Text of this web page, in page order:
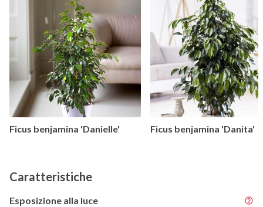
Ficus benjamina 'Danielle' Ficus benjamina 'Danita'
Caratteristiche
Esposizione alla luce